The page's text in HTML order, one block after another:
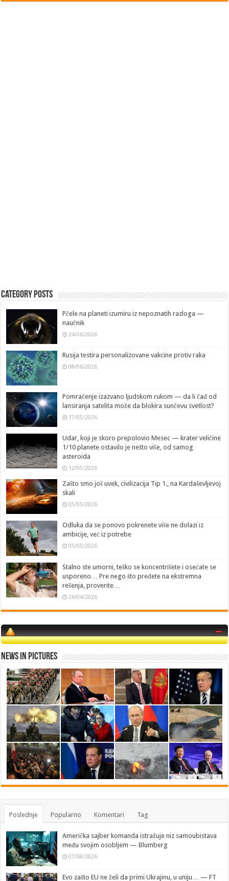
Category Posts
Pčele na planeti izumiru iz nepoznatih razloga —
naučnik
24/06/2026
Rusija testira personalizovane vakcine protiv raka
08/06/2026
Pomračenje izazvano ljudskom rukom — da li čađ od
lansiranja satelita može da blokira sunčevu svetlost?
17/05/2026
Udar, koji je skoro prepolovio Mesec — krater veličine
1/10 planete ostavilo je nešto više, od samog
asteroida
12/05/2026
Zašto smo još uvek, civilizacija Tip 1., na Kardaševljevoj
skali
05/05/2026
Odluka da se ponovo pokrenete više ne dolazi iz
ambicije, već iz potrebe
05/05/2026
Stalno ste umorni, teško se koncentrišete i osećate se
usporeno… Pre nego što pređete na ekstremna
rešenja, proverite…
26/04/2026
News in Pictures
Poslednje Popularno Komentari Tag
Američka sajber komanda istražuje niz samoubistava
među svojim osobljem — Blumberg
07/08/2026
Evo zašto EU ne želi da primi Ukrajinu, u uniju… — FT